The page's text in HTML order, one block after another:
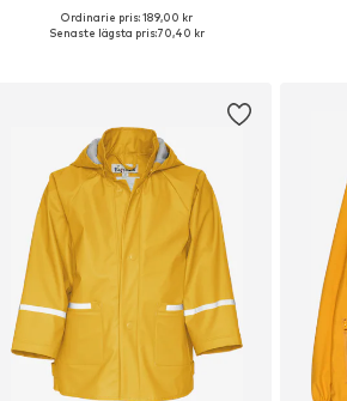
Tillgänglig i många storlekar
Ordinarie pris: 189,00 kr
Senaste lägsta pris:70,40 kr